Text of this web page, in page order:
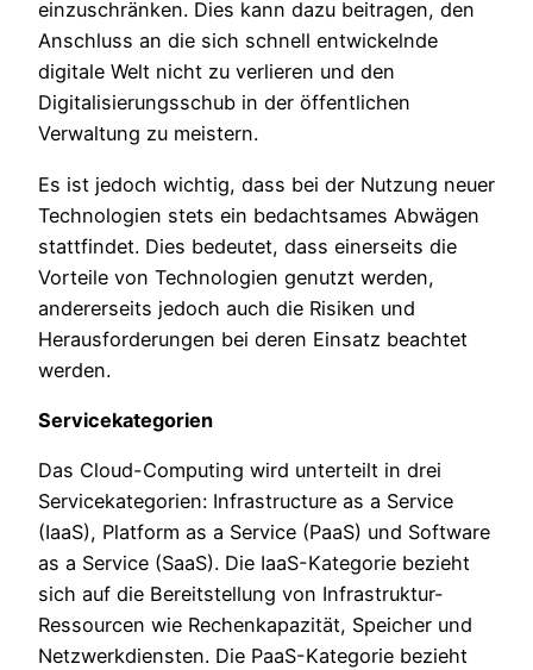
einzuschränken. Dies kann dazu beitragen, den
Anschluss an die sich schnell entwickelnde
digitale Welt nicht zu verlieren und den
Digitalisierungsschub in der öffentlichen
Verwaltung zu meistern.
Es ist jedoch wichtig, dass bei der Nutzung neuer
Technologien stets ein bedachtsames Abwägen
stattfindet. Dies bedeutet, dass einerseits die
Vorteile von Technologien genutzt werden,
andererseits jedoch auch die Risiken und
Herausforderungen bei deren Einsatz beachtet
werden.
Servicekategorien
Das Cloud-Computing wird unterteilt in drei
Servicekategorien: Infrastructure as a Service
(IaaS), Platform as a Service (PaaS) und Software
as a Service (SaaS). Die IaaS-Kategorie bezieht
sich auf die Bereitstellung von Infrastruktur-
Ressourcen wie Rechenkapazität, Speicher und
Netzwerkdiensten. Die PaaS-Kategorie bezieht